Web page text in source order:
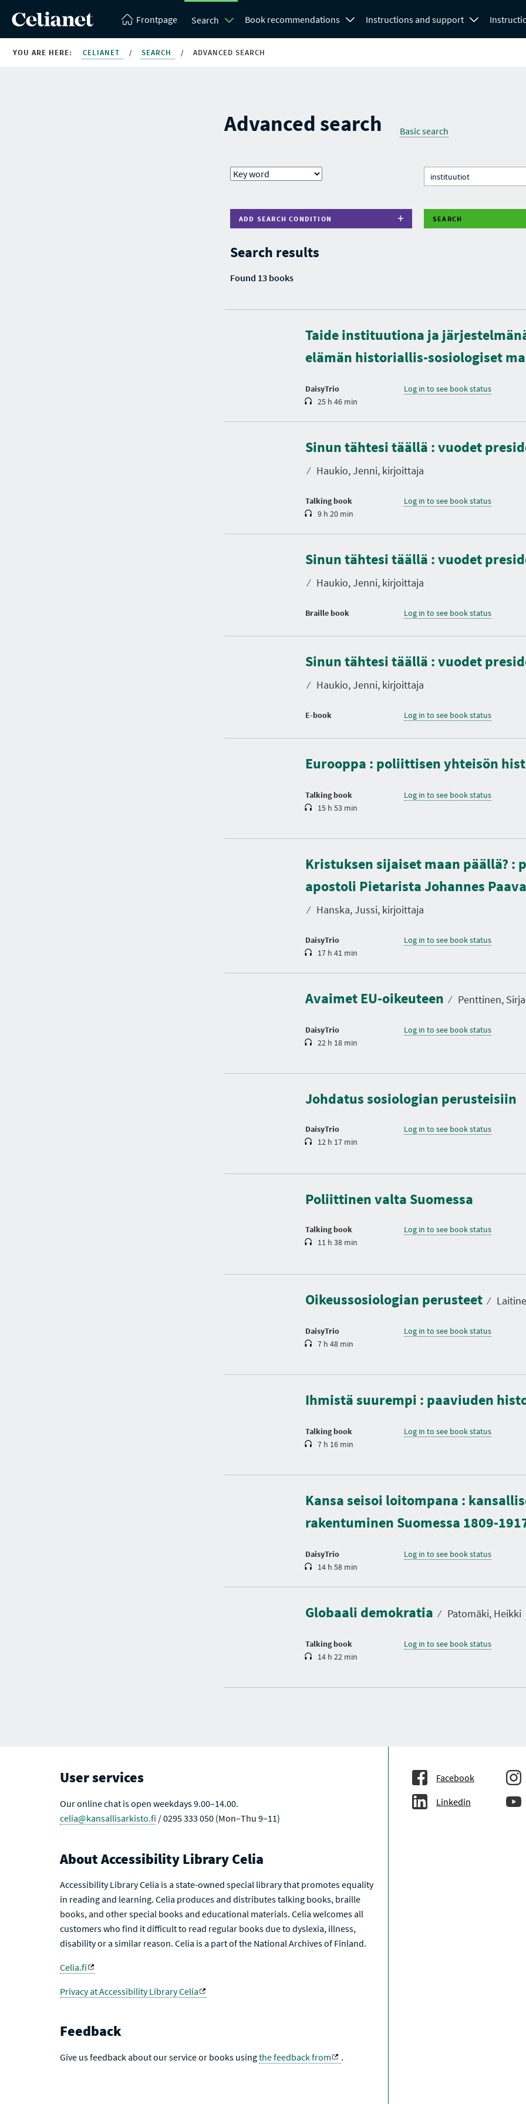
Frontpage Search Book recommendations Instructions and support
YOU ARE HERE: CELIANET / SEARCH / ADVANCED SEARCH
Advanced search Basic search
ADD SEARCH CONDITION SEARCH
Search results
Found 13 books
Taide instituutiona ja
elämän historiallis-sosiologiset
DaisyTrio
D
r
a
t
i
25 h 46 min
Log in to see book status
Sinun tähtesi täällä : vuodet
⁄ Haukio, Jenni, kirjoittaja
Talking book
D
r
a
t
i
n
9 h 20 min
Log in to see book status
Sinun tähtesi täällä : vuodet
⁄ Haukio, Jenni, kirjoittaja
Braille book Log in to see book status
Sinun tähtesi täällä : vuodet
⁄ Haukio, Jenni, kirjoittaja
E-book Log in to see book status
Eurooppa : poliittisen yhteisön
Talking book
D
r
t
i
n
15 h 53 min
Log in to see book status
Kristuksen sijaiset maan päällä? :
apostoli Pietarista Johannes
⁄ Hanska, Jussi, kirjoittaja
DaisyTrio
D
r
a
t
i
17 h 41 min
Log in to see book status
Avaimet EU-oikeuteen ⁄ Penttinen,
DaisyTrio
D
r
t
i
22 h 18 min
Log in to see book status
Johdatus sosiologian perusteisiin
DaisyTrio
r
i
12 h 17 min
Log in to see book status
Poliittinen valta Suomessa
Talking book
r
i
n
11 h 38 min
Log in to see book status
Oikeussosiologian perusteet ⁄
DaisyTrio
r
t
i
7 h 48 min
Log in to see book status
Ihmistä suurempi : paaviuden
Talking book
r
t
i
n
7 h 16 min
Log in to see book status
Kansa seisoi loitompana :
rakentuminen Suomessa 1809-
DaisyTrio
D
r
a
t
i
14 h 58 min
Log in to see book status
Globaali demokratia ⁄ Patomäki, Heikki
Talking book
D
r
t
i
n
14 h 22 min
Log in to see book status
User services
Our online chat is open weekdays 9.00–14.00.
celia@kansallisarkisto.fi / 0295 333 050 (Mon–Thu 9–11)
About Accessibility Library Celia
Accessibility Library Celia is a state-owned special library that promotes equality
in reading and learning. Celia produces and distributes talking books, braille
books, and other special books and educational materials. Celia welcomes all
customers who find it difficult to read regular books due to dyslexia, illness,
disability or a similar reason. Celia is a part of the National Archives of Finland.
Celia.fi
Privacy at Accessibility Library Celia
Feedback
Give us feedback about our service or books usingthe feedback from .
Facebook
Linkedin